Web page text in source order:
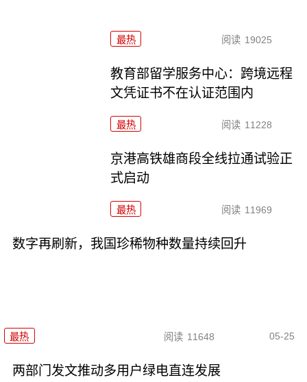
最热 阅读 19025
教育部留学服务中心：跨境远程
文凭证书不在认证范围内
最热 阅读 11228
京港高铁雄商段全线拉通试验正
式启动
最热 阅读 11969
数字再刷新，我国珍稀物种数量持续回升
最热 阅读 11648 05-25
两部门发文推动多用户绿电直连发展